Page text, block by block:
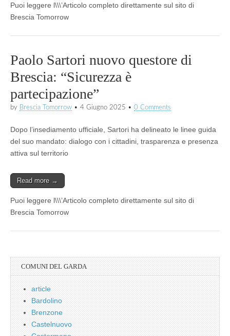
Puoi leggere l\\\’Articolo completo direttamente sul sito di
Brescia Tomorrow
Paolo Sartori nuovo questore di
Brescia: “Sicurezza è
partecipazione”
by Brescia Tomorrow • 4 Giugno 2025 • 0 Comments
Dopo l’insediamento ufficiale, Sartori ha delineato le linee guida
del suo mandato: dialogo con i cittadini, trasparenza e presenza
attiva sul territorio
Read more →
Puoi leggere l\\\’Articolo completo direttamente sul sito di
Brescia Tomorrow
COMUNI DEL GARDA
article
Bardolino
Brenzone
Castelnuovo